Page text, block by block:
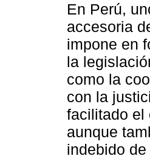
En Perú,
accesoria
impone en
la
como la
con la
facilitado el
aunque
indebido